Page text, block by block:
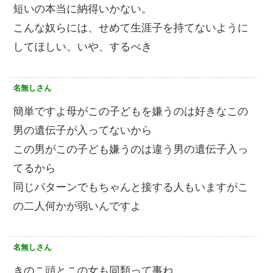
短いの本当に納得いかない。
こんな奴らには、せめて生涯子を持てないように
してほしい。いや、するべき︎
名無しさん
簡単ですよ母がこの子どもを嫌うのは好きなこの
男の遺伝子が入ってないから
この男がこの子ども嫌うのは違う男の遺伝子入っ
てるから
同じパターンでもちゃんと接する人もいますがこ
の二人何かが弱いんですよ
名無しさん